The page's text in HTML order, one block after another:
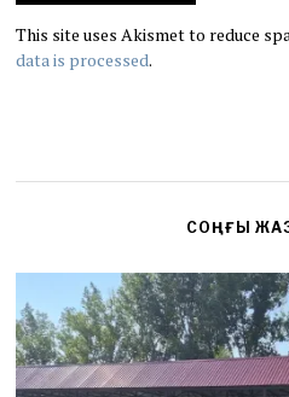
This site uses Akismet to reduce
data is processed.
СОҢҒЫ